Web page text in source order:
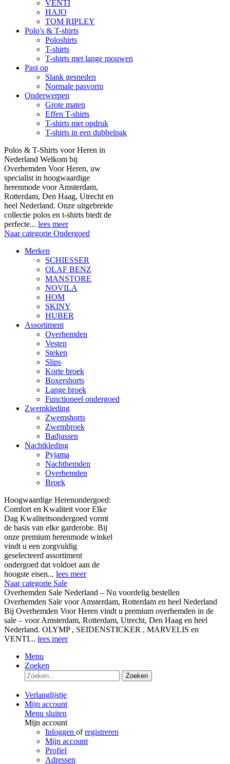
VENTI
HAJO
TOM RIPLEY
Polo's & T-shirts
Poloshirts
T-shirts
T-shirts met lange mouwen
Past op
Slank gesneden
Normale pasvorm
Onderwerpen
Grote maten
Effen T-shirts
T-shirts met opdruk
T-shirts in een dubbelpak
Polos & T-Shirts voor Heren in
Nederland Welkom bij
Overhemden Voor Heren, uw
specialist in hoogwaardige
herenmode voor Amsterdam,
Rotterdam, Den Haag, Utrecht en
heel Nederland. Onze uitgebreide
collectie polos en t-shirts biedt de
perfecte... lees meer
Naar categorie Ondergoed
Merken
SCHIESSER
OLAF BENZ
MANSTORE
NOVILA
HOM
SKINY
HUBER
Assortiment
Overhemden
Vesten
Steken
Slips
Korte broek
Boxershorts
Lange broek
Functioneel ondergoed
Zwemkleding
Zwemshorts
Zwembroek
Badjassen
Nachtkleding
Pyjama
Nachthemden
Overhemden
Broek
Hoogwaardige Herenondergoed:
Comfort en Kwaliteit voor Elke
Dag Kwaliteitsondergoed vormt
de basis van elke garderobe. Bij
onze premium herenmode winkel
vindt u een zorgvuldig
geselecteerd assortiment
ondergoed dat voldoet aan de
hoogste eisen... lees meer
Naar categorie Sale
Overhemden Sale Nederland – Nu voordelig bestellen
Overhemden Sale voor Amsterdam, Rotterdam en heel Nederland
Bij Overhemden Voor Heren vindt u premium overhemden in de
sale – voor Amsterdam, Rotterdam, Utrecht, Den Haag en heel
Nederland. OLYMP , SEIDENSTICKER , MARVELIS en
VENTI... lees meer
Menu
Zoeken
Zoeken
Verlanglijstje
Mijn account
Menu sluiten
Mijn account
Inloggen ofregistreren
Mijn account
Profiel
Adressen